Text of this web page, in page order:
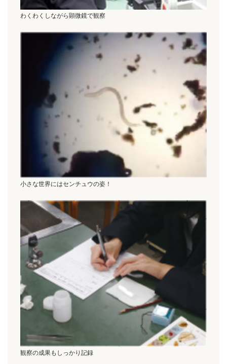
わくわくしながら顕微鏡で観察
小さな世界にはセンチュウの姿！
観察の成果もしっかり記録